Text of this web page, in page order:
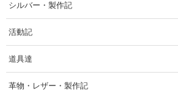
シルバー・製作記
活動記
道具達
革物・レザー・製作記